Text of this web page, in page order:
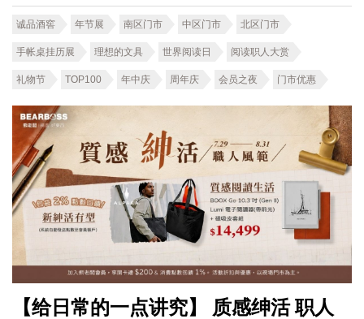
诚品酒窖 年节展 南区门市 中区门市 北区门市
手帐桌挂历展 理想的文具 世界阅读日 阅读职人大赏
礼物节 TOP100 年中庆 周年庆 会员之夜 门市优惠
【给日常的一点讲究】 质感绅活 职人